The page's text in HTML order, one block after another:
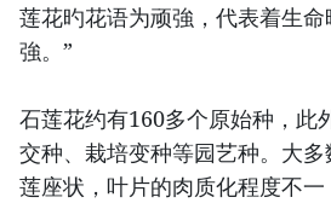
莲花旳花语为顽強，代表着生
強。”
石莲花约有160多个原始种，此
交种、栽培变种等园艺种。大
莲座状，叶片的肉质化程度不